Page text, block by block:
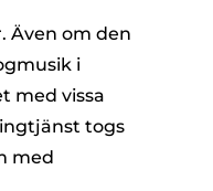
Även om den
i
med vissa
togs
med